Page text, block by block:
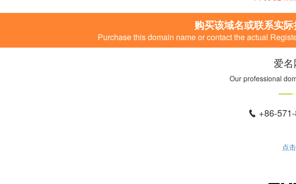
购买该域名或联系实
Purchase this domain name or contact the actual
爱
Our professional
+86-
点